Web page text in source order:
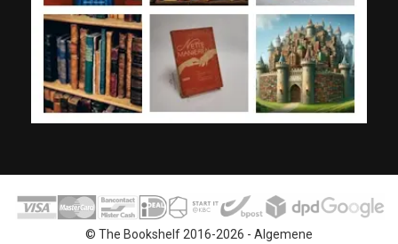
© The Bookshelf 2016-2026 - Algemene